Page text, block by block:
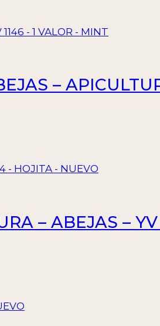
–
– ABEJAS –